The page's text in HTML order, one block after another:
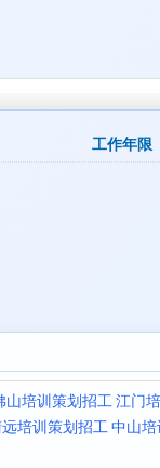
工作年限
山培训策划招工 江门
培训策划招工 中山